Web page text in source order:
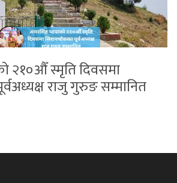
२१०औँ स्मृति दिवसमा
राजु गुरुङ सम्मानित